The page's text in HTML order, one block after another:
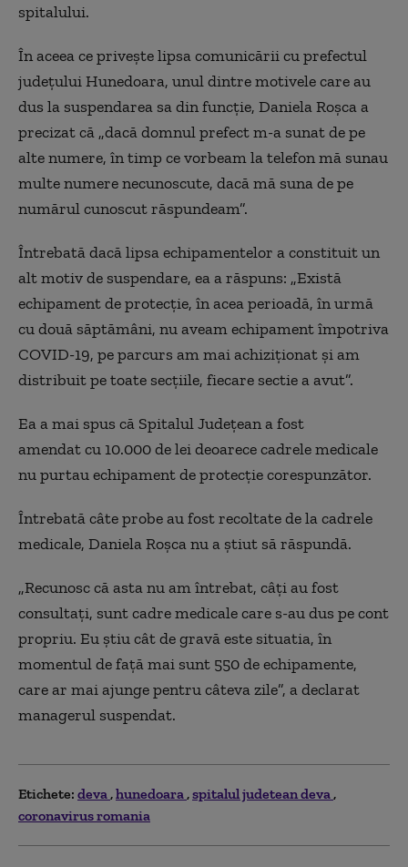
spitalului.
În aceea ce privește lipsa comunicării cu prefectul
județului Hunedoara, unul dintre motivele care au
dus la suspendarea sa din funcție, Daniela Roșca a
precizat că „dacă domnul prefect m-a sunat de pe
alte numere, în timp ce vorbeam la telefon mă sunau
multe numere necunoscute, dacă mă suna de pe
numărul cunoscut răspundeam”.
Întrebată dacă lipsa echipamentelor a constituit un
alt motiv de suspendare, ea a răspuns: „Există
echipament de protecție, în acea perioadă, în urmă
cu două săptămâni, nu aveam echipament împotriva
COVID-19, pe parcurs am mai achiziționat și am
distribuit pe toate secțiile, fiecare sectie a avut”.
Ea a mai spus că Spitalul Județean a fost
amendat cu 10.000 de lei deoarece cadrele medicale
nu purtau echipament de protecție corespunzător.
Întrebată câte probe au fost recoltate de la cadrele
medicale, Daniela Roșca nu a știut să răspundă.
„Recunosc că asta nu am întrebat, câți au fost
consultați, sunt cadre medicale care s-au dus pe cont
propriu. Eu știu cât de gravă este situatia, în
momentul de față mai sunt 550 de echipamente,
care ar mai ajunge pentru câteva zile”, a declarat
managerul suspendat.
Etichete: deva hunedoara spitalul judetean deva
coronavirus romania